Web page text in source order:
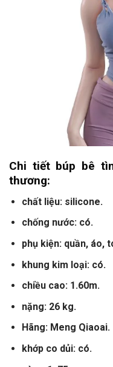
Chi tiết búp bê
thương:
chất liệu: silicone.
chống nước: có.
phụ kiện: quần, áo,
khung kim loại: có.
chiều cao: 1.60m.
nặng: 26 kg.
Hãng: Meng Qiaoai.
khớp co dủi: có.